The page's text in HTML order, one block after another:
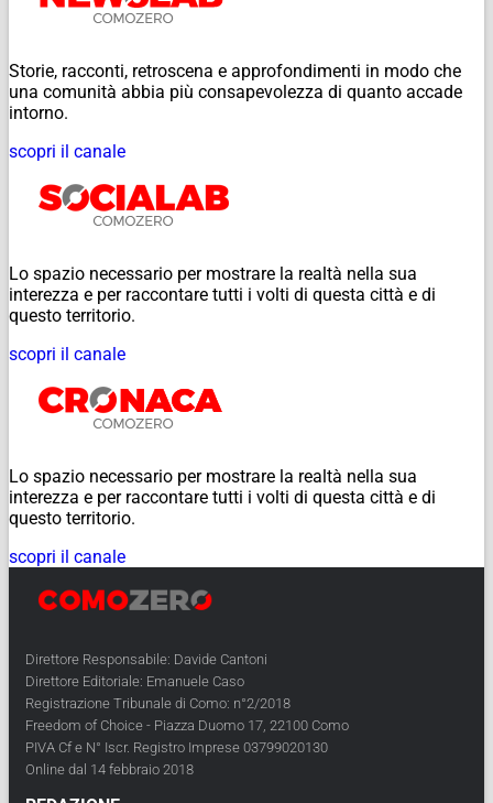
Storie, racconti, retroscena e approfondimenti in modo che
una comunità abbia più consapevolezza di quanto accade
intorno.
scopri il canale
Lo spazio necessario per mostrare la realtà nella sua
interezza e per raccontare tutti i volti di questa città e di
questo territorio.
scopri il canale
Lo spazio necessario per mostrare la realtà nella sua
interezza e per raccontare tutti i volti di questa città e di
questo territorio.
scopri il canale
Direttore Responsabile: Davide Cantoni
Direttore Editoriale: Emanuele Caso
Registrazione Tribunale di Como: n°2/2018
Freedom of Choice - Piazza Duomo 17, 22100 Como
PIVA Cf e N° Iscr. Registro Imprese 03799020130
Online dal 14 febbraio 2018